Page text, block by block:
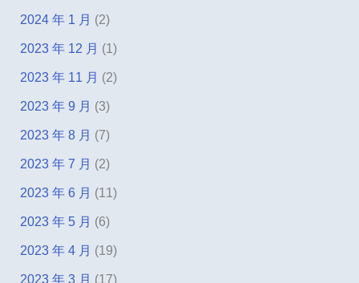
2024 年 1 月 (2)
2023 年 12 月 (1)
2023 年 11 月 (2)
2023 年 9 月 (3)
2023 年 8 月 (7)
2023 年 7 月 (2)
2023 年 6 月 (11)
2023 年 5 月 (6)
2023 年 4 月 (19)
2023 年 3 月 (17)